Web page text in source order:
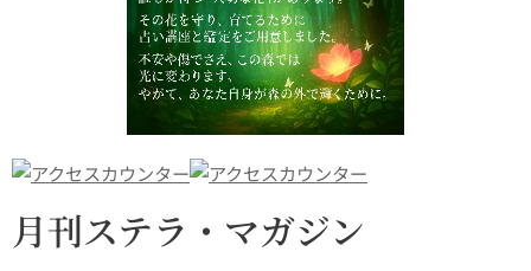
月刊ステラ・マガジン